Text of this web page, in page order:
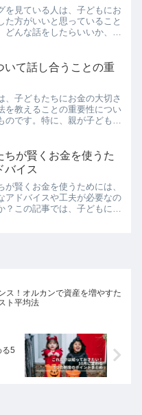
を見ている人は、子どもにお
た方がいいと思っていること
どんな話をしたらいいか、ど
しいことです！そこで、FP
のルールを紹介...
いて話し合うことの重
、子どもたちにお金の大切さ
を教えることの重要性につい
のです。特に、親が子どもた
来的に自立するためのスキル
ることにつながることを説明
。読者は、子どもたちに金銭
上でのアイデアやポイントを
できます。
ちが賢くお金を使うた
バイス
が賢くお金を使うためには、
アドバイスや工夫が必要なの
？この記事では、子どもに与
ス！オルカンで資産を増やすた
ト平均法
る5